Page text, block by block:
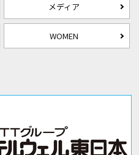
メディア
WOMEN